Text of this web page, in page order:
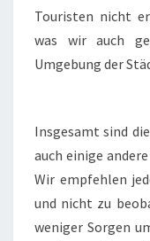
Touristen nicht
was wir auch
Umgebung der
Insgesamt sind
auch einige
Wir empfehlen
und nicht zu
weniger Sorgen